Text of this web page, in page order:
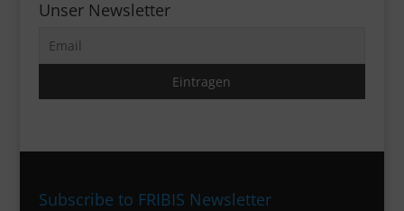
Unser Newsletter
Subscribe to FRIBIS Newsletter